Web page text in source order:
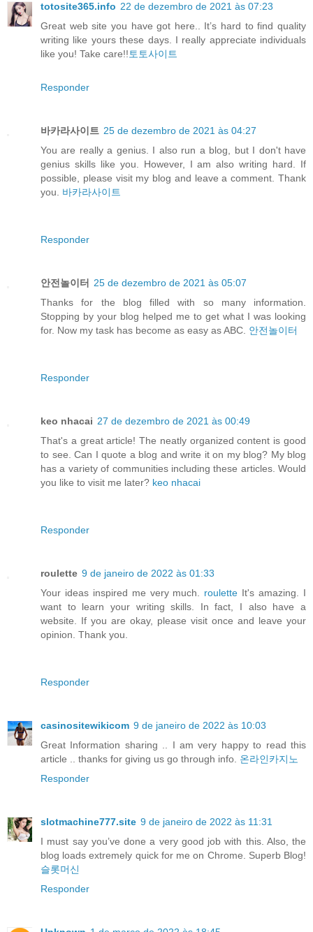
totosite365.info 22 de dezembro de 2021 às 07:23
Great web site you have got here.. It’s hard to find quality
writing like yours these days. I really appreciate individuals
like you! Take care!!토토사이트
Responder
바카라사이트 25 de dezembro de 2021 às 04:27
You are really a genius. I also run a blog, but I don't have
genius skills like you. However, I am also writing hard. If
possible, please visit my blog and leave a comment. Thank
you. 바카라사이트
Responder
안전놀이터
25 de dezembro de 2021 às 05:07
Thanks for the blog filled with so many information.
Stopping by your blog helped me to get what I was looking
for. Now my task has become as easy as ABC. 안전놀이터
Responder
keo nhacai 27 de dezembro de 2021 às 00:49
That's a great article! The neatly organized content is good
to see. Can I quote a blog and write it on my blog? My blog
has a variety of communities including these articles. Would
you like to visit me later? keo nhacai
Responder
roulette 9 de janeiro de 2022 às 01:33
Your ideas inspired me very much. roulette It's amazing. I
want to learn your writing skills. In fact, I also have a
website. If you are okay, please visit once and leave your
opinion. Thank you.
Responder
casinositewikicom 9 de janeiro de 2022 às 10:03
Great Information sharing .. I am very happy to read this
article .. thanks for giving us go through info. 온라인카지노
Responder
slotmachine777.site 9 de janeiro de 2022 às 11:31
I must say you’ve done a very good job with this. Also, the
blog loads extremely quick for me on Chrome. Superb Blog!
슬롯머신
Responder